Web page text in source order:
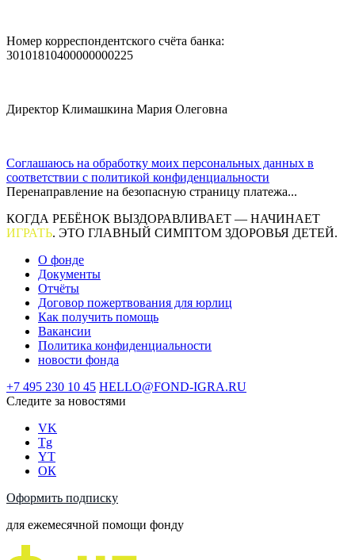
Номер корреспондентского счёта банка:
30101810400000000225
Директор Климашкина Мария Олеговна
Соглашаюсь на обработку моих персональных данных в
соответствии с политикой конфиденциальности
Перенаправление на безопасную страницу платежа...
КОГДА РЕБЁНОК ВЫЗДОРАВЛИВАЕТ — НАЧИНАЕТ
ИГРАТЬ. ЭТО ГЛАВНЫЙ СИМПТОМ ЗДОРОВЬЯ ДЕТЕЙ.
О фонде
Документы
Отчёты
Договор пожертвования для юрлиц
Как получить помощь
Вакансии
Политика конфиденциальности
новости фонда
+7 495 230 10 45 HELLO@FOND-IGRA.RU
Следите за новостями
VK
Tg
YT
ОК
Оформить подписку
для ежемесячной помощи фонду